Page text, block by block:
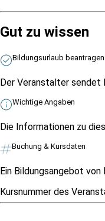
Gut zu wissen
Bildungsurlaub beantragen
Der Veranstalter sendet
Wichtige Angaben
Die Informationen zu
Buchung & Kursdaten
Ein Bildungsangebot von
Kursnummer des